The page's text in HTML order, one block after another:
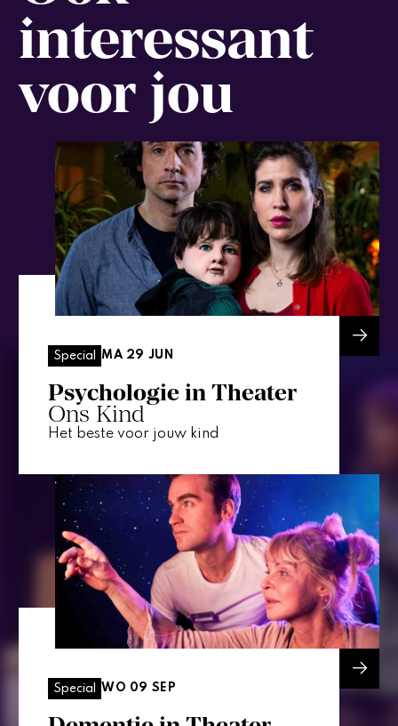
interessant
voor jou
Special MA 29 JUN
Psychologie in Theater
Ons Kind
Het beste voor jouw kind
Special WO 09 SEP